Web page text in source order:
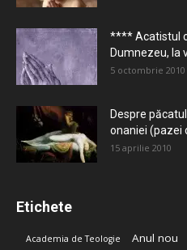
**** Acatistul
Dumnezeu, la
5 octombrie 2010
Despre
onaniei (pazei
15 aprilie 2010
Etichete
Academia de Teologie Anul nou